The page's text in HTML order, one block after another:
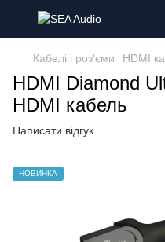
Кабелі і роз'єми HDMI
HDMI Diamond
HDMI кабель
Написати відгук
НОВИНКА